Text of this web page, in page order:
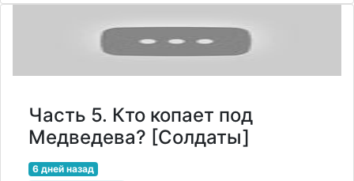
Часть 5. Кто копает под
Медведева? [Солдаты]
6 дней назад